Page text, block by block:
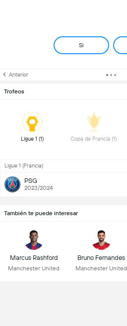
Si
Anterior
Trofeos
Ligue 1 (1)
Ligue 1 (Francia)
PSG
2023/2024
También te puede interesar
Marcus Rashford
Manchester United
Bruno Fernandes
Manchester United